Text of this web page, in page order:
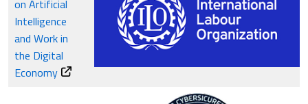
on Artificial
Intelligence
and Work in
the Digital
Economy